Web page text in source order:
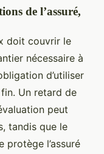
de l’assuré,
doit couvrir le
nécessaire à
d’utiliser
Un retard de
peut
tandis que le
protège l’assuré